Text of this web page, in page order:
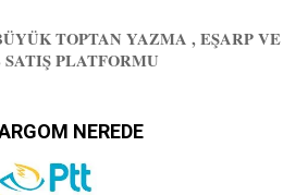
TOPTAN YAZMA , EŞARP VE
SATIŞ PLATFORMU
NEREDE